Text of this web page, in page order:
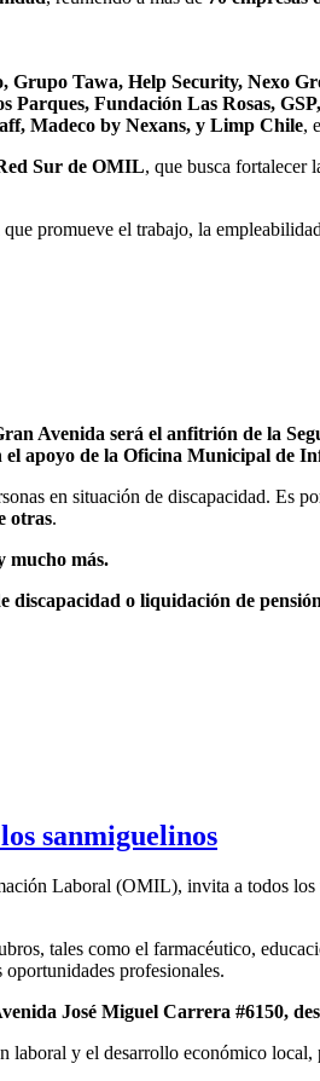
Tawa, Help Security, Nexo
Fundación Las Rosas,
Madeco by Nexans, y Limp Chile,
Sur de OMIL, que busca fortalecer
que promueve el trabajo, la
Avenida será el anfitrión de la
apoyo de la Oficina Municipal de
en situación de discapacidad. Es
otras.
mucho más.
discapacidad o liquidación de
sanmiguelinos
Laboral (OMIL), invita a todos los
tales como el farmacéutico,
profesionales.
José Miguel Carrera #6150,
y el desarrollo económico